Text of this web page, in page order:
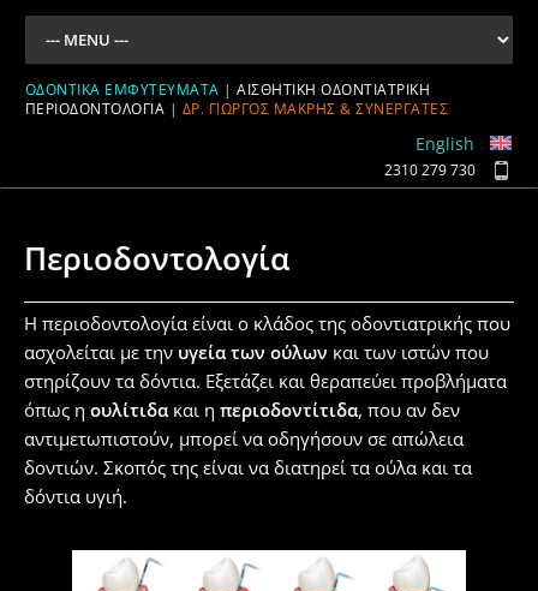
ΟΔΟΝΤΙΚΆ ΕΜΦΥΤΕΎΜΑΤΑ | ΑΙΣΘΗΤΙΚΉ ΟΔΟΝΤΙΑΤΡΙΚΉ
ΠΕΡΙΟΔΟΝΤΟΛΟΓΊΑ | ΔΡ. ΓΙΏΡΓΟΣ ΜΑΚΡΉΣ & ΣΥΝΕΡΓΆΤΕΣ
English
2310 279 730
Περιοδοντολογία
Η περιοδοντολογία είναι ο κλάδος της οδοντιατρικής που
ασχολείται με την υγεία των ούλων και των ιστών που
στηρίζουν τα δόντια. Εξετάζει και θεραπεύει προβλήματα
όπως η ουλίτιδα και η περιοδοντίτιδα, που αν δεν
αντιμετωπιστούν, μπορεί να οδηγήσουν σε απώλεια
δοντιών. Σκοπός της είναι να διατηρεί τα ούλα και τα
δόντια υγιή.